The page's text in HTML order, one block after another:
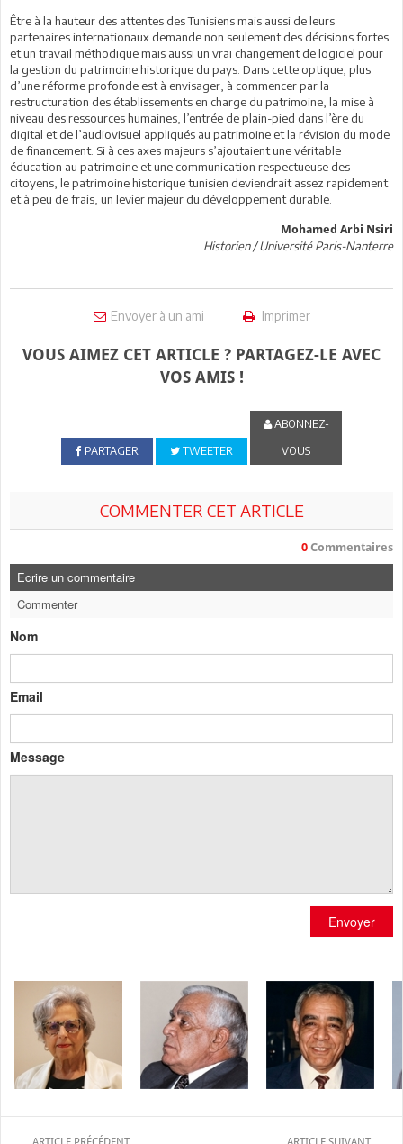
Être à la hauteur des attentes des Tunisiens mais aussi de leurs
partenaires internationaux demande non seulement des décisions fortes
et un travail méthodique mais aussi un vrai changement de logiciel pour
la gestion du patrimoine historique du pays. Dans cette optique, plus
d’une réforme profonde est à envisager, à commencer par la
restructuration des établissements en charge du patrimoine, la mise à
niveau des ressources humaines, l’entrée de plain-pied dans l’ère du
digital et de l’audiovisuel appliqués au patrimoine et la révision du mode
de financement. Si à ces axes majeurs s’ajoutaient une véritable
éducation au patrimoine et une communication respectueuse des
citoyens, le patrimoine historique tunisien deviendrait assez rapidement
et à peu de frais, un levier majeur du développement durable.
Mohamed Arbi Nsiri
Historien / Université Paris-Nanterre
Envoyer à un ami Imprimer
VOUS AIMEZ CET ARTICLE ? PARTAGEZ-LE AVEC
VOS AMIS !
PARTAGER TWEETER
ABONNEZ-
VOUS
COMMENTER CET ARTICLE
0 Commentaires
Ecrire un commentaire
Commenter
Nom
Email
Message
Envoyer